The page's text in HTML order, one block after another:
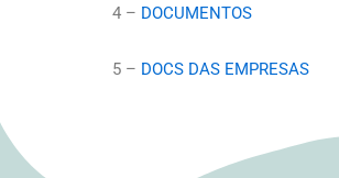
4 – DOCUMENTOS
5 – DOCS DAS EMPRESAS